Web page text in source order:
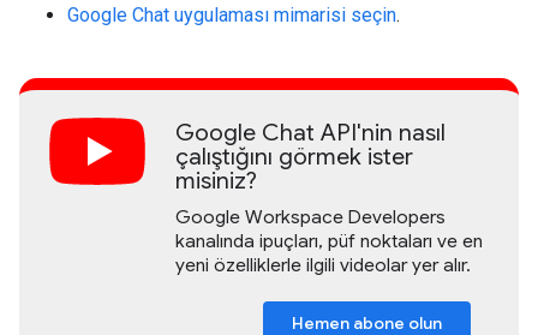
Google Chat uygulaması mimarisi seçin.
Google Chat API'nin nasıl
çalıştığını görmek ister
misiniz?
Google Workspace Developers
kanalında ipuçları, püf noktaları ve en
yeni özelliklerle ilgili videolar yer alır.
Hemen abone olun